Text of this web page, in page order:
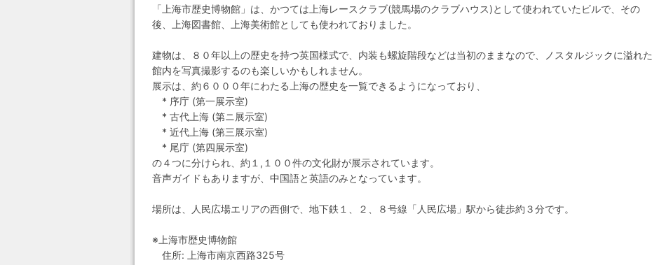
「上海市歴史博物館」は、かつては上海レースクラブ(競馬場のクラブハウス)として使われていたビルで、その
後、上海図書館、上海美術館としても使われておりました。
建物は、８０年以上の歴史を持つ英国様式で、内装も螺旋階段などは当初のままなので、ノスタルジックに溢れた
館内を写真撮影するのも楽しいかもしれません。
展示は、約６０００年にわたる上海の歴史を一覧できるようになっており、
* 序庁 (第一展示室)
* 古代上海 (第ニ展示室)
* 近代上海 (第三展示室)
* 尾庁 (第四展示室)
の４つに分けられ、約１,１００件の文化財が展示されています。
音声ガイドもありますが、中国語と英語のみとなっています。
場所は、人民広場エリアの西側で、地下鉄１、２、８号線「人民広場」駅から徒歩約３分です。
※上海市歴史博物館
住所: 上海市南京西路325号